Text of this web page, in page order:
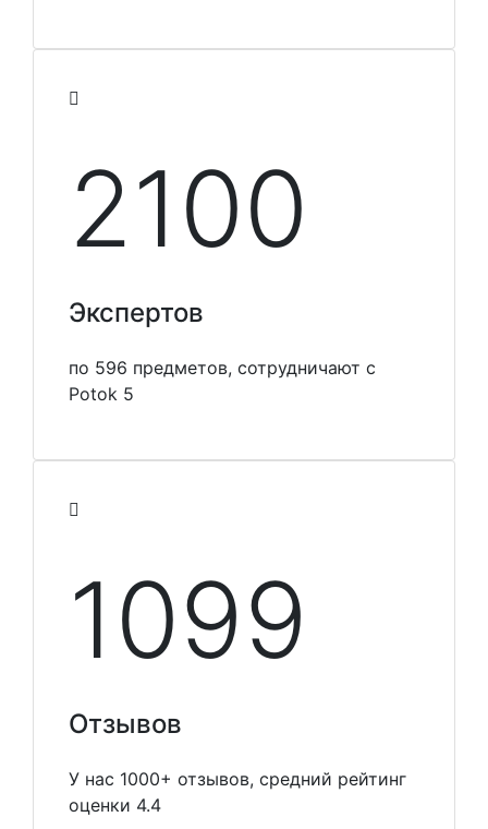
2100
Экспертов
по 596 предметов, сотрудничают с
Potok 5
1099
Отзывов
У нас 1000+ отзывов, средний рейтинг
оценки 4.4